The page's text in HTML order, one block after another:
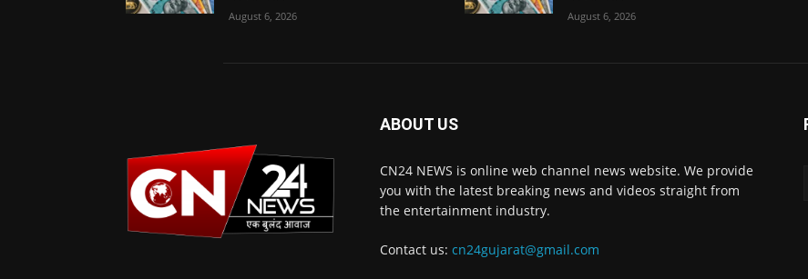
August 6, 2026 August 6, 2026
ABOUT US
CN24 NEWS is online web channel news website. We provide
you with the latest breaking news and videos straight from
the entertainment industry.
Contact us: cn24gujarat@gmail.com